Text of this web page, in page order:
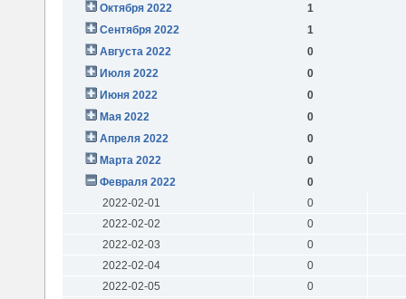
Октября 2022
1
Сентября 2022
1
Августа 2022
0
Июля 2022
0
Июня 2022
0
Мая 2022
0
Апреля 2022
0
Марта 2022
0
Февраля 2022
0
2022-02-01
0
2022-02-02
0
2022-02-03
0
2022-02-04
0
2022-02-05
0